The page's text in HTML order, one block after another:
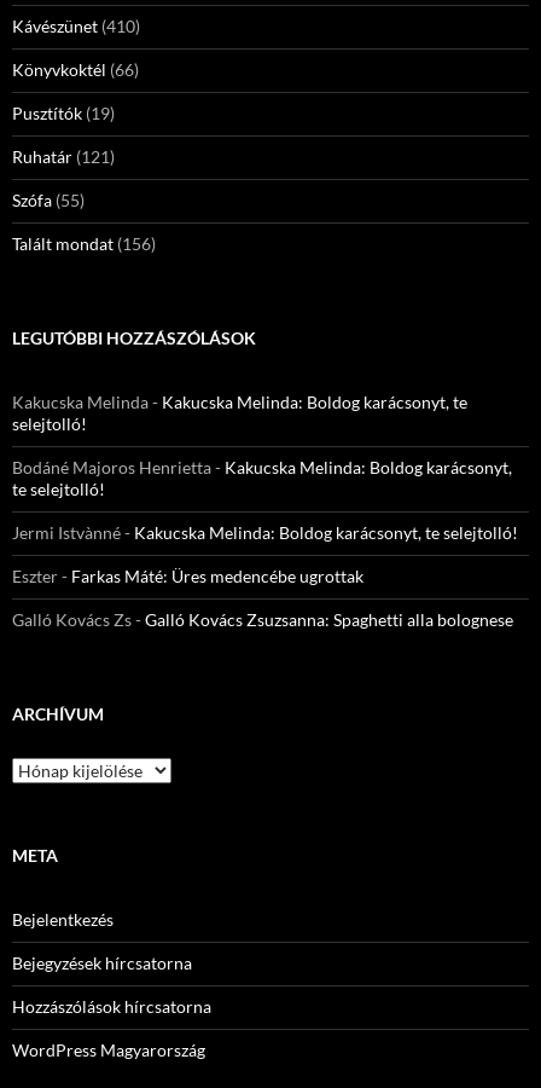
Kávészünet (410)
Könyvkoktél (66)
Pusztítók (19)
Ruhatár (121)
Szófa (55)
Talált mondat (156)
LEGUTÓBBI HOZZÁSZÓLÁSOK
Kakucska Melinda- Kakucska Melinda: Boldog karácsonyt, te
selejtolló!
Bodáné Majoros Henrietta- Kakucska Melinda: Boldog karácsonyt,
te selejtolló!
Jermi Istvànné- Kakucska Melinda: Boldog karácsonyt, te selejtolló!
Eszter- Farkas Máté: Üres medencébe ugrottak
Galló Kovács Zs-Galló Kovács Zsuzsanna: Spaghetti alla bolognese
ARCHÍVUM
Archívum
META
Bejelentkezés
Bejegyzések hírcsatorna
Hozzászólások hírcsatorna
WordPress Magyarország